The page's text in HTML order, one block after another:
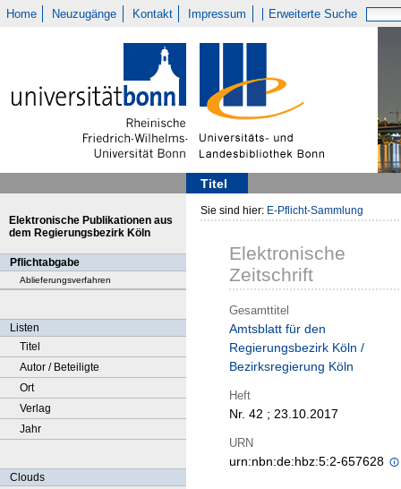
Home Neuzugänge Kontakt Impressum Erweiterte Suche
Titel
Elektronische Publikationen aus
dem Regierungsbezirk Köln
Pflichtabgabe
Ablieferungsverfahren
Listen
Titel
Autor / Beteiligte
Ort
Verlag
Jahr
Clouds
Sie sind hier: E-Pflicht-Sammlung
Elektronische
Zeitschrift
Gesamttitel
Amtsblatt für den
Regierungsbezirk Köln /
Bezirksregierung Köln
Heft
Nr. 42 ; 23.10.2017
URN
urn:nbn:de:hbz:5:2-657628